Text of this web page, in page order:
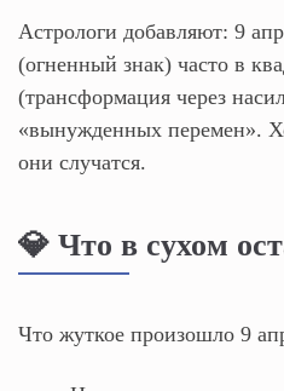
Астрологи добавляют: 9
(огненный знак) часто в
(трансформация через
«вынужденных перемен».
они случатся.
💎 Что в сухом
Что жуткое произошло 9